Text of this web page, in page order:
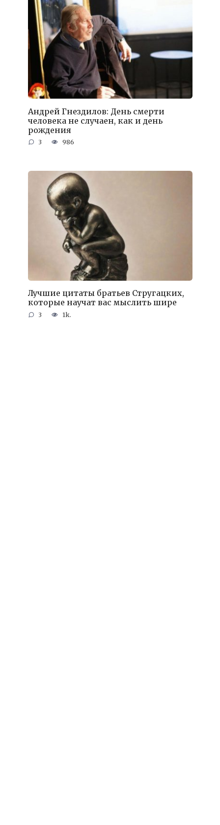
Андрей Гнездилов: День смерти
человека не случаен, как и день
рождения
3 986
Лучшие цитаты братьев Стругацких,
которые научат вас мыслить шире
3 1k.